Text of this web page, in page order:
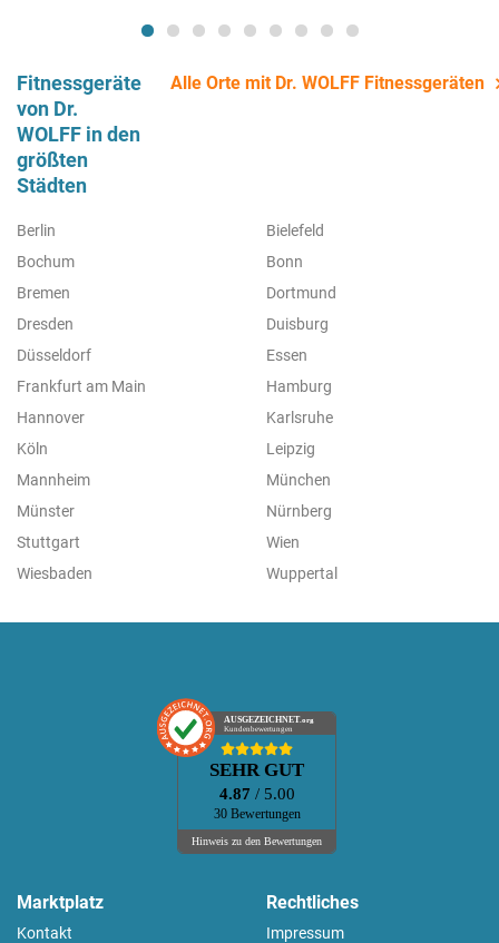
Fitnessgeräte
von Dr.
WOLFF in den
größten
Städten
Alle Orte mit Dr. WOLFF Fitnessgeräten
Berlin
Bielefeld
Bochum
Bonn
Bremen
Dortmund
Dresden
Duisburg
Düsseldorf
Essen
Frankfurt am Main
Hamburg
Hannover
Karlsruhe
Köln
Leipzig
Mannheim
München
Münster
Nürnberg
Stuttgart
Wien
Wiesbaden
Wuppertal
AUSGEZEICHNET .org
Kundenbewertungen
SEHR GUT
4.87 / 5.00
30 Bewertungen
Hinweis zu den Bewertungen
Marktplatz
Kontakt
Rechtliches
Impressum